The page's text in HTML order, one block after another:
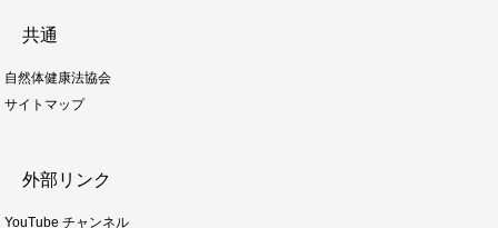
共通
自然体健康法協会
サイトマップ
外部リンク
YouTube チャンネル